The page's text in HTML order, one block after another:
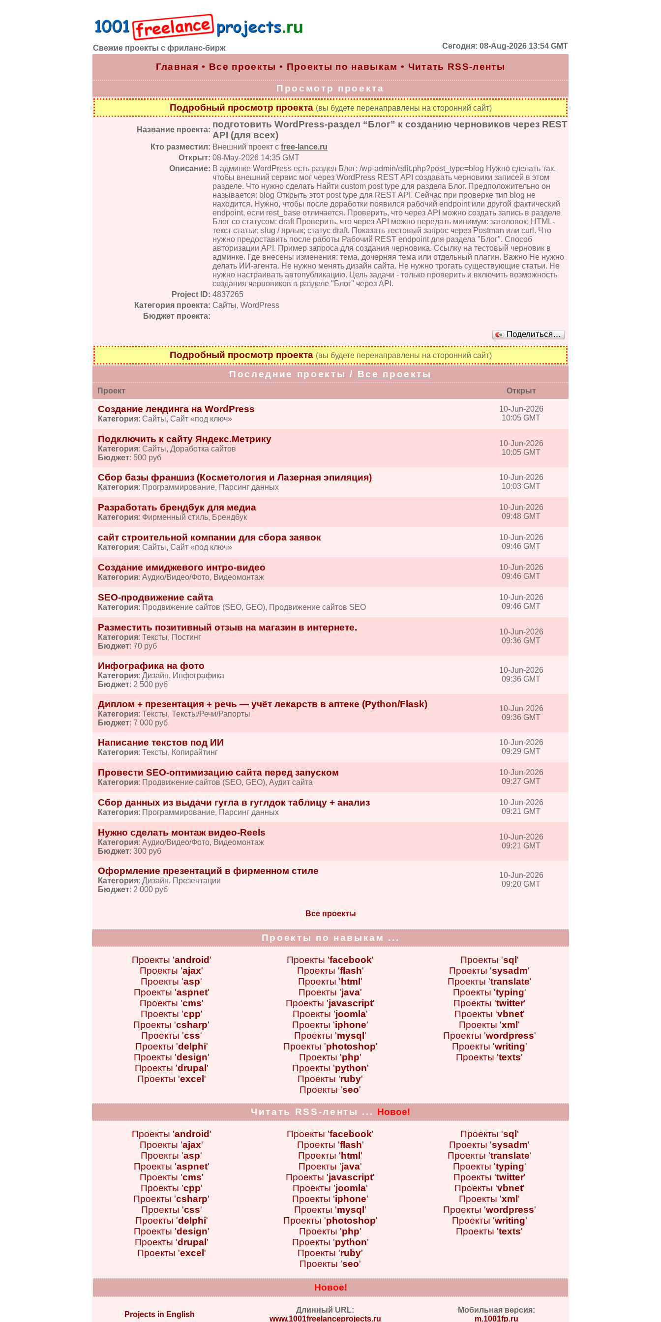
Свежие проекты с фриланс-бирж Сегодня: 08-Aug-2026 13:54 GMT
Главная • Все проекты • Проекты по навыкам • Читать RSS-ленты
Просмотр проекта
Подробный просмотр проекта (вы будете перенаправлены на сторонний сайт)
Название проекта:
подготовить WordPress-раздел “Блог” к созданию черновиков через REST
API (для всех)
Кто разместил: Внешний проект с free-lance.ru
Открыт: 08-May-2026 14:35 GMT
Описание: В админке WordPress есть раздел Блог: /wp-admin/edit.php?post_type=blog Нужно сделать так,
чтобы внешний сервис мог через WordPress REST API создавать черновики записей в этом
разделе. Что нужно сделать Найти custom post type для раздела Блог. Предположительно он
называется: blog Открыть этот post type для REST API. Сейчас при проверке тип blog не
находится. Нужно, чтобы после доработки появился рабочий endpoint или другой фактический
endpoint, если rest_base отличается. Проверить, что через API можно создать запись в разделе
Блог со статусом: draft Проверить, что через API можно передать минимум: заголовок; HTML-
текст статьи; slug / ярлык; статус draft. Показать тестовый запрос через Postman или curl. Что
нужно предоставить после работы Рабочий REST endpoint для раздела "Блог". Способ
авторизации API. Пример запроса для создания черновика. Ссылку на тестовый черновик в
админке. Где внесены изменения: тема, дочерняя тема или отдельный плагин. Важно Не нужно
делать ИИ-агента. Не нужно менять дизайн сайта. Не нужно трогать существующие статьи. Не
нужно настраивать автопубликацию. Цель задачи - только проверить и включить возможность
создания черновиков в разделе "Блог" через API.
Project ID: 4837265
Категория проекта: Сайты, WordPress
Бюджет проекта:
Поделиться…
Подробный просмотр проекта (вы будете перенаправлены на сторонний сайт)
Последние проекты / Все проекты
Проект Открыт
Создание лендинга на WordPress
Категория: Сайты, Сайт «под ключ»
10-Jun-2026
10:05 GMT
Подключить к сайту Яндекс.Метрику
Категория: Сайты, Доработка сайтов
Бюджет: 500 руб
10-Jun-2026
10:05 GMT
Сбор базы франшиз (Косметология и Лазерная эпиляция)
Категория: Программирование, Парсинг данных
10-Jun-2026
10:03 GMT
Разработать брендбук для медиа
Категория: Фирменный стиль, Брендбук
10-Jun-2026
09:48 GMT
сайт строительной компании для сбора заявок
Категория: Сайты, Сайт «под ключ»
10-Jun-2026
09:46 GMT
Создание имиджевого интро-видео
Категория: Аудио/Видео/Фото, Видеомонтаж
10-Jun-2026
09:46 GMT
SEO-продвижение сайта
Категория: Продвижение сайтов (SEO, GEO), Продвижение сайтов SEO
10-Jun-2026
09:46 GMT
Разместить позитивный отзыв на магазин в интернете.
Категория: Тексты, Постинг
Бюджет: 70 руб
10-Jun-2026
09:36 GMT
Инфографика на фото
Категория: Дизайн, Инфографика
Бюджет: 2 500 руб
10-Jun-2026
09:36 GMT
Диплом + презентация + речь — учёт лекарств в аптеке (Python/Flask)
Категория: Тексты, Тексты/Речи/Рапорты
Бюджет: 7 000 руб
10-Jun-2026
09:36 GMT
Написание текстов под ИИ
Категория: Тексты, Копирайтинг
10-Jun-2026
09:29 GMT
Провести SEO-оптимизацию сайта перед запуском
Категория: Продвижение сайтов (SEO, GEO), Аудит сайта
10-Jun-2026
09:27 GMT
Сбор данных из выдачи гугла в гуглдок таблицу + анализ
Категория: Программирование, Парсинг данных
10-Jun-2026
09:21 GMT
Нужно сделать монтаж видео-Reels
Категория: Аудио/Видео/Фото, Видеомонтаж
Бюджет: 300 руб
10-Jun-2026
09:21 GMT
Оформление презентаций в фирменном стиле
Категория: Дизайн, Презентации
Бюджет: 2 000 руб
10-Jun-2026
09:20 GMT
Все проекты
Проекты по навыкам ...
Проекты 'android '
Проекты 'ajax'
Проекты 'asp'
Проекты 'aspnet'
Проекты 'cms'
Проекты 'cpp'
Проекты 'csharp'
Проекты 'css'
Проекты 'delphi'
Проекты 'design'
Проекты 'drupal '
Проекты 'excel '
Проекты 'facebook'
Проекты 'flash'
Проекты 'html '
Проекты 'java'
Проекты 'javascript'
Проекты 'joomla'
Проекты 'iphone'
Проекты 'mysql '
Проекты 'photoshop'
Проекты 'php'
Проекты 'python'
Проекты 'ruby'
Проекты 'seo'
Проекты 'sql '
Проекты 'sysadm'
Проекты 'translate'
Проекты 'typing'
Проекты 'twitter'
Проекты 'vbnet'
Проекты 'xml '
Проекты 'wordpress'
Проекты 'writing'
Проекты 'texts'
Читать RSS-ленты ... Новое!
Проекты 'android '
Проекты 'ajax'
Проекты 'asp'
Проекты 'aspnet'
Проекты 'cms'
Проекты 'cpp'
Проекты 'csharp'
Проекты 'css'
Проекты 'delphi'
Проекты 'design'
Проекты 'drupal '
Проекты 'excel '
Проекты 'facebook'
Проекты 'flash'
Проекты 'html '
Проекты 'java'
Проекты 'javascript'
Проекты 'joomla'
Проекты 'iphone'
Проекты 'mysql '
Проекты 'photoshop'
Проекты 'php'
Проекты 'python'
Проекты 'ruby'
Проекты 'seo'
Проекты 'sql '
Проекты 'sysadm'
Проекты 'translate'
Проекты 'typing'
Проекты 'twitter'
Проекты 'vbnet'
Проекты 'xml '
Проекты 'wordpress'
Проекты 'writing'
Проекты 'texts'
Новое!
Projects in English
Длинный URL:
www.1001freelanceprojects.ru
Мобильная версия:
m.1001fp.ru